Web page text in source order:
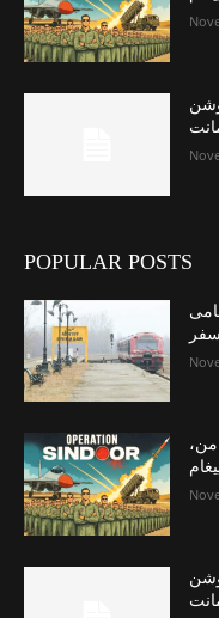
POPULAR POSTS